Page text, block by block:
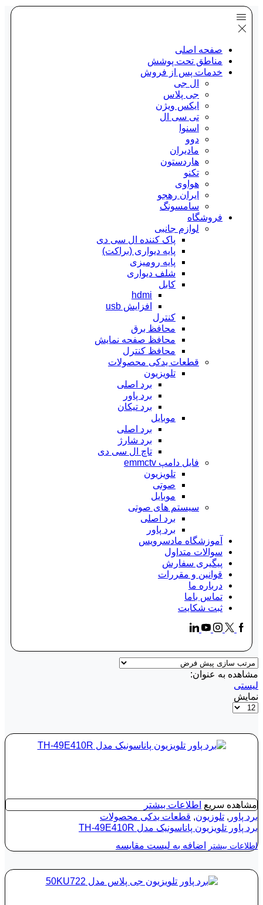
صفحه اصلی
مناطق تحت پوشش
خدمات پس از فروش
ال جی
جی پلاس
ایکس ویژن
تی سی ال
اسنوا
دوو
مادیران
هاردستون
تکنو
هواوی
ایران رهجو
سامسونگ
فروشگاه
لوازم جانبی
پاک کننده ال سی دی
پایه دیواری (براکت)
پایه رومیزی
شلف دیواری
کابل
hdmi
افزایش usb
کنترل
محافظ برق
محافظ صفحه نمایش
محافظ کنترل
قطعات یدکی محصولات
تلویزیون
برد اصلی
برد پاور
برد تیکان
موبایل
برد اصلی
برد شارژ
تاچ ال سی دی
فایل دامپ emmctv
تلویزیون
صوتی
موبایل
سیستم های صوتی
برد اصلی
برد پاور
آموزشگاه مادسرویس
سوالات متداول
پیگیری سفارش
قوانین و مقررات
درباره ما
تماس باما
ثبت شکایت
مشاهده به عنوان:
لیستی
نمایش
مشاهده سریع اطلاعات بیشتر
برد پاور , تلوزیون, قطعات یدکی محصولات
برد پاور تلویزیون پاناسونیک مدل TH-49E410R
اطلاعات بیشتر اضافه به لیست مقایسه